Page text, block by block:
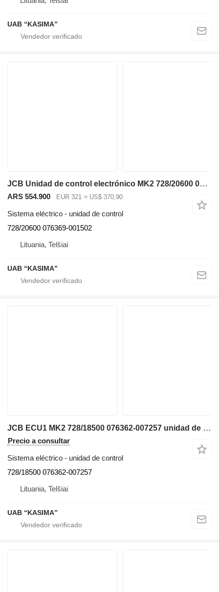
UAB “KASIMA”
JCB Unidad de control electrónico MK2 728/20600 076369-001502 para JCB JS130W excavadora
ARS 554.900 EUR 321 ≈ US$ 370,90
Sistema eléctrico - unidad de control
728/20600 076369-001502
Lituania, Telšiai
UAB “KASIMA”
JCB ECU1 MK2 728/18500 076362-007257 unidad de control para JCB JS130W excavadora
Precio a consultar
Sistema eléctrico - unidad de control
728/18500 076362-007257
Lituania, Telšiai
UAB “KASIMA”